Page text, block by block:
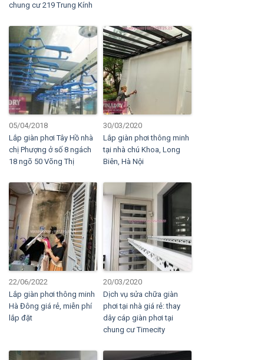
chung cư 219 Trung Kính
05/04/2018
Lắp giàn phơi Tây Hồ nhà
chị Phượng ở số 8 ngách
18 ngõ 50 Võng Thị
30/03/2020
Lắp giàn phơi thông minh
tại nhà chú Khoa, Long
Biên, Hà Nội
22/06/2022
Lắp giàn phơi thông minh
Hà Đông giá rẻ, miễn phí
lắp đặt
20/03/2020
Dịch vụ sửa chữa giàn
phơi tại nhà giá rẻ: thay
dây cáp giàn phơi tại
chung cư Timecity